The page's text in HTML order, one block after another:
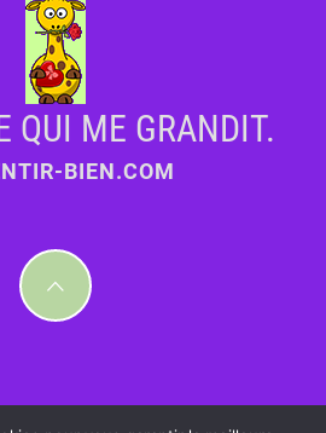
QUI ME GRANDIT.
BIEN.COM